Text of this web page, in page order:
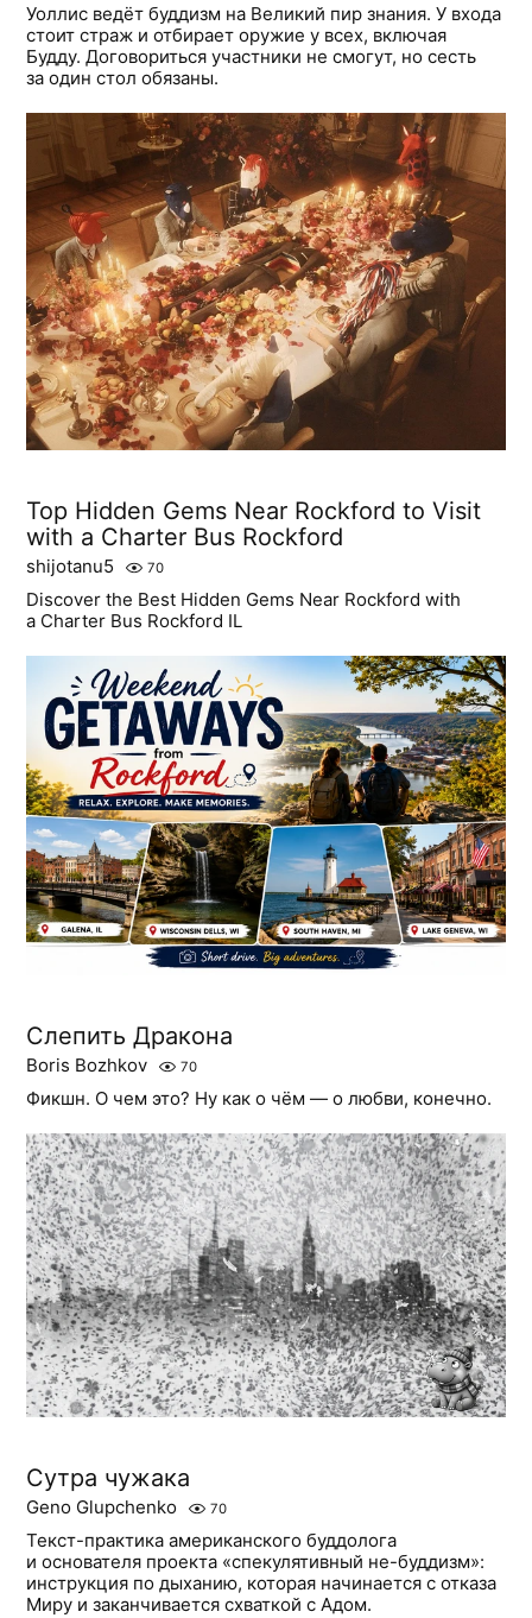
Уоллис ведёт буддизм на Великий пир знания. У входа
стоит страж и отбирает оружие у всех, включая
Будду. Договориться участники не смогут, но сесть
за один стол обязаны.
Top Hidden Gems Near Rockford to Visit
with a Charter Bus Rockford
shijotanu5 70
Discover the Best Hidden Gems Near Rockford with
a Charter Bus Rockford IL
Слепить Дракона
Boris Bozhkov 70
Фикшн. О чем это? Ну как о чём — о любви, конечно.
Сутра чужака
Geno Glupchenko 70
Текст-практика американского буддолога
и основателя проекта «спекулятивный не-буддизм»:
инструкция по дыханию, которая начинается с отказа
Миру и заканчивается схваткой с Адом.